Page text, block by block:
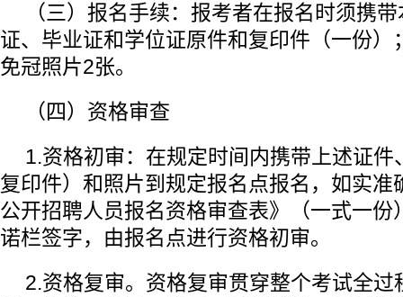
（三）报名手续：报考者在报名时须携
证、毕业证和学位证原件和复印件（一份）
免冠照片2张。
（四）资格审查
1.资格初审：在规定时间内携带上述证件
复印件）和照片到规定报名点报名，如实准
公开招聘人员报名资格审查表》（一式一份
诺栏签字，由报名点进行资格初审。
2.资格复审。资格复审贯穿整个考试全过